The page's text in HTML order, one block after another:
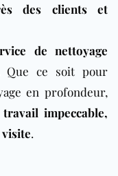
des clients et
de nettoyage
Que ce soit pour
en profondeur,
impeccable,
visite.